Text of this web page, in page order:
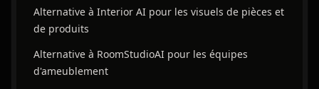
Alternative à Interior AI pour les visuels de pièces et
de produits
Alternative à RoomStudioAI pour les équipes
d'ameublement